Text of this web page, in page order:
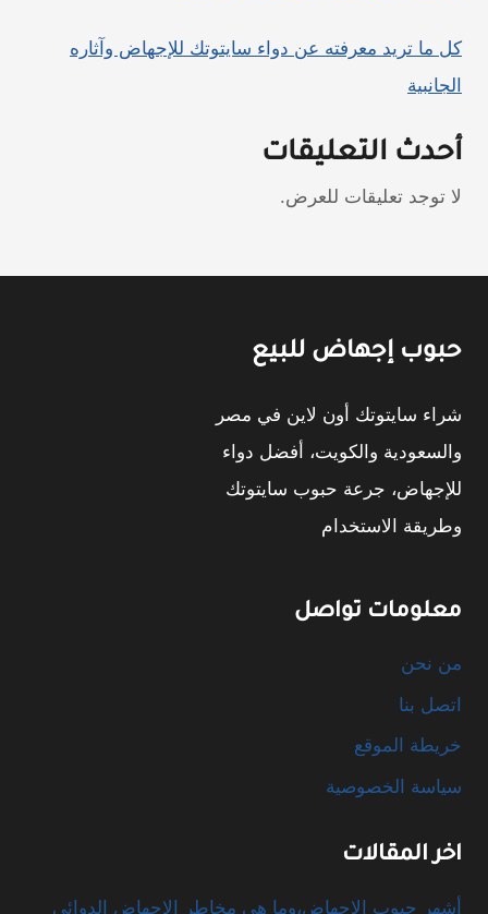
كل ما تريد معرفته عن دواء سايتوتك للإجهاض وآثاره
الجانبية
أحدث التعليقات
لا توجد تعليقات للعرض.
حبوب إجهاض للبيع
شراء سايتوتك أون لاين في مصر
والسعودية والكويت، أفضل دواء
للإجهاض، جرعة حبوب سايتوتك
وطريقة الاستخدام
معلومات تواصل
من نحن
اتصل بنا
خريطة الموقع
سياسة الخصوصية
اخر المقالات
أشهر حبوب الإجهاض،وما هي مخاطر الإجهاض الدوائي